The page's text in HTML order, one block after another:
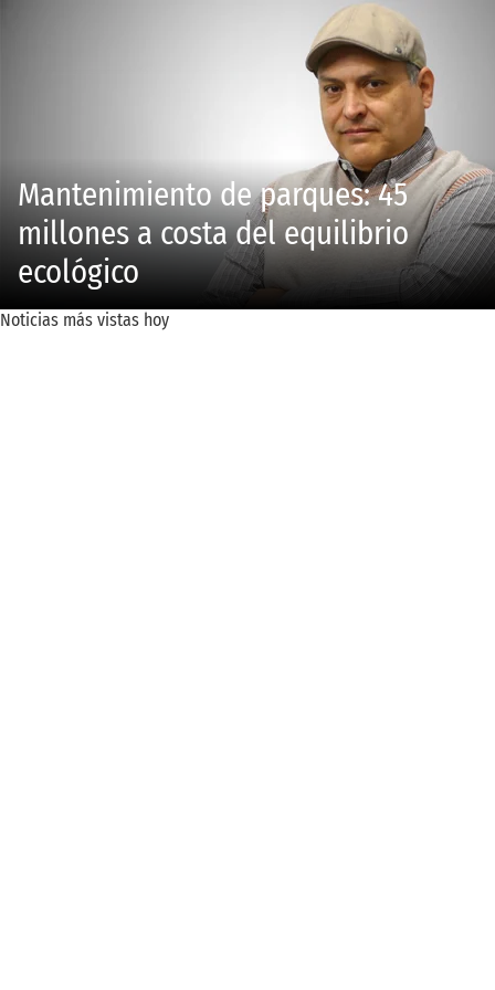
Mantenimiento de parques: 45
millones a costa del equilibrio
ecológico
Noticias más vistas hoy